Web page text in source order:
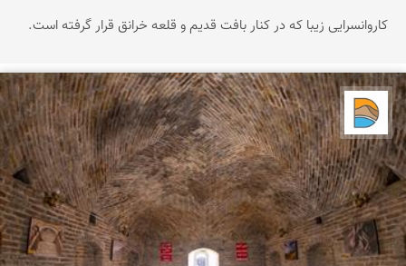
کاروانسرایی زیبا که در کنار بافت قدیم و قلعه خرانق قرار گرفته است.
دریاچه کویر